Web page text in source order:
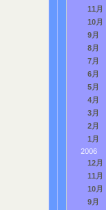
11月
10月
9月
8月
7月
6月
5月
4月
3月
2月
1月
2006
12月
11月
10月
9月